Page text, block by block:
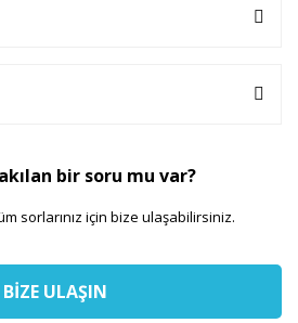
bir soru mu var?
sorlarınız için bize ulaşabilirsiniz.
BİZE ULAŞIN